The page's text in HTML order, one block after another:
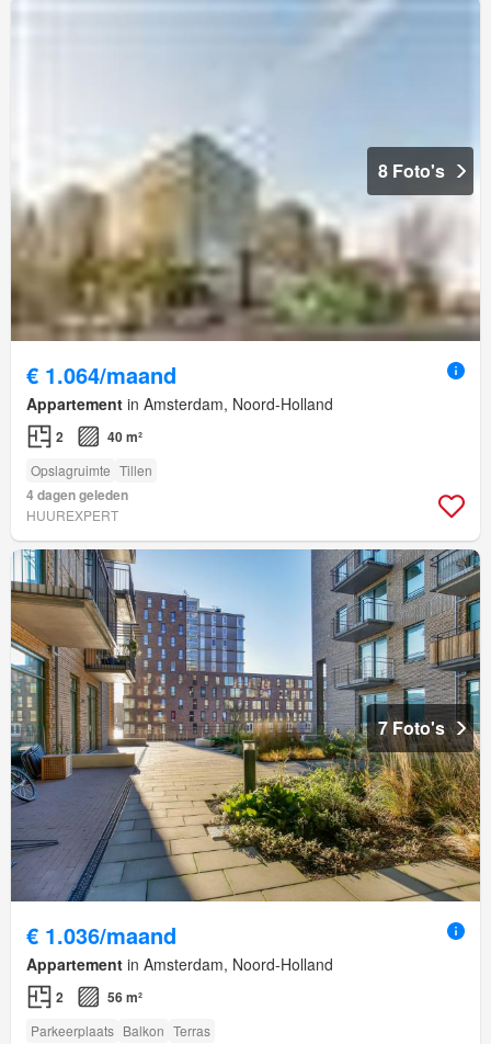
8 Foto's
€ 1.064/maand
Appartement in Amsterdam, Noord-Holland
2 40 m²
Opslagruimte Tillen
4 dagen geleden
HUUREXPERT
7 Foto's
€ 1.036/maand
Appartement in Amsterdam, Noord-Holland
2 56 m²
Parkeerplaats Balkon Terras